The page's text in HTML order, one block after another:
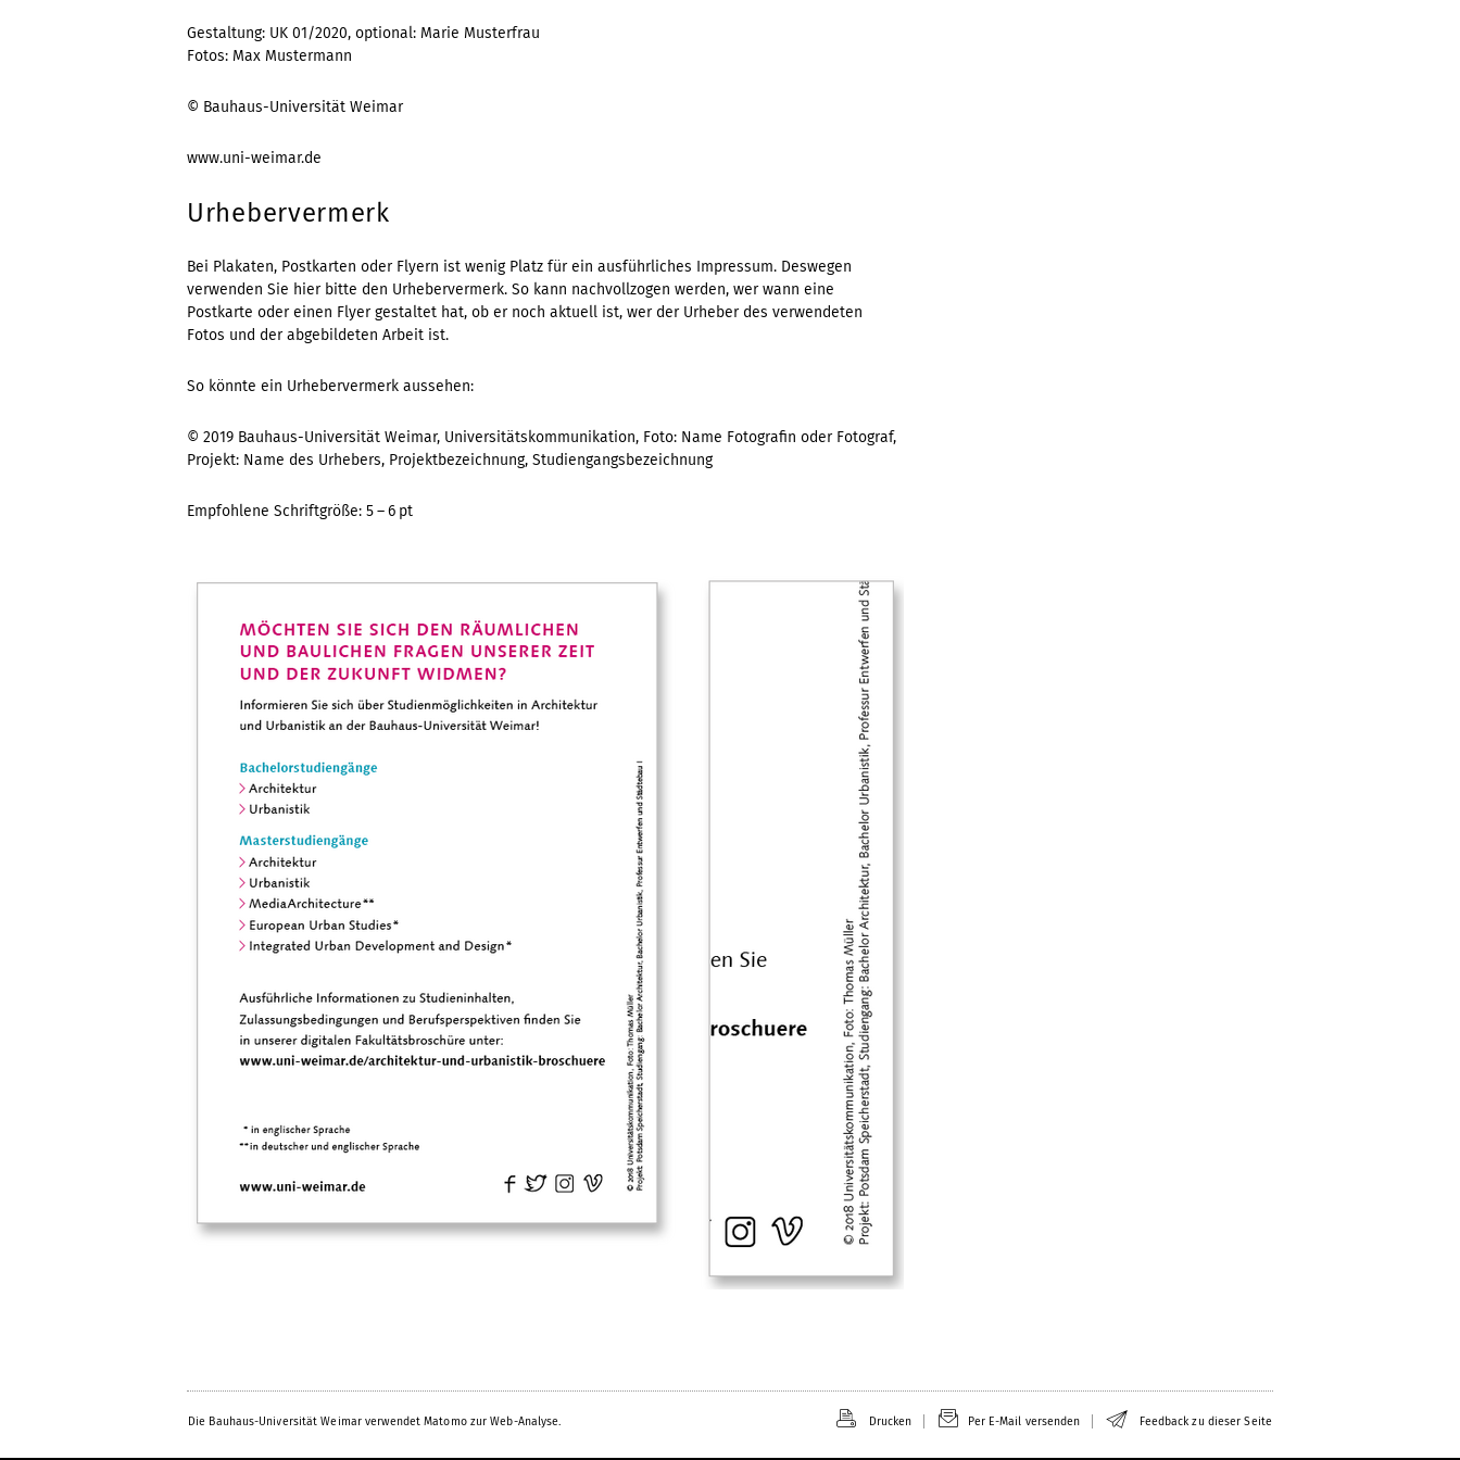
Gestaltung: UK 01/2020, optional: Marie Musterfrau
Fotos: Max Mustermann
© Bauhaus-Universität Weimar
www.uni-weimar.de
Urhebervermerk
Bei Plakaten, Postkarten oder Flyern ist wenig Platz für ein ausführliches Impressum. Deswegen
verwenden Sie hier bitte den Urhebervermerk. So kann nachvollzogen werden, wer wann eine
Postkarte oder einen Flyer gestaltet hat, ob er noch aktuell ist, wer der Urheber des verwendeten
Fotos und der abgebildeten Arbeit ist.
So könnte ein Urhebervermerk aussehen:
© 2019 Bauhaus-Universität Weimar, Universitätskommunikation, Foto: Name Fotografin oder Fotograf,
Projekt: Name des Urhebers, Projektbezeichnung, Studiengangsbezeichnung
Empfohlene Schriftgröße: 5 – 6 pt
Die Bauhaus-Universität Weimar verwendet Matomo zur Web-Analyse. Drucken Per E-Mail versenden Feedback zu dieser Seite